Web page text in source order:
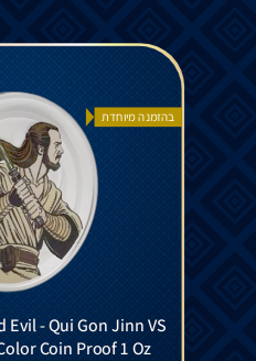
בהזמנה מיוחדת
Evil - Qui Gon Jinn VS
Coin Proof 1 Oz